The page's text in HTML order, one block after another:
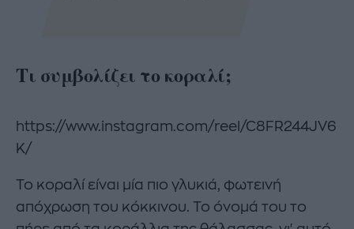
Τι συμβολίζει το κοραλί;
https://www.instagram.com/reel/C8FR244JV6
K/
Το κοραλί είναι μία πιο γλυκιά, φωτεινή
απόχρωση του κόκκινου. Το όνομά του το